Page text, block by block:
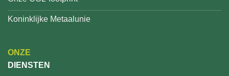
Koninklijke Metaalunie
ONZE
DIENSTEN